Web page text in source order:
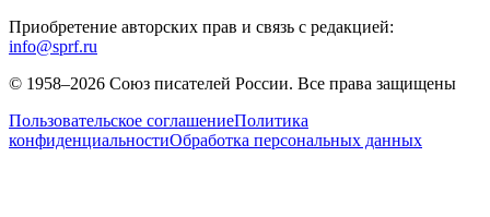
Приобретение авторских прав и связь с редакцией:
info@sprf.ru
© 1958–2026 Союз писателей России. Все права защищены
Пользовательское соглашениеПолитика
конфиденциальностиОбработка персональных данных